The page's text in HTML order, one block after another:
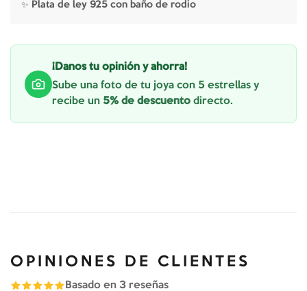
✨ Plata de ley 925 con baño de rodio
¡Danos tu opinión y ahorra!
Sube una foto de tu joya con 5 estrellas y
recibe un 5% de descuento directo.
OPINIONES DE CLIENTES
Basado en 3 reseñas